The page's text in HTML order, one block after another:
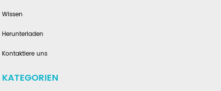
Wissen
Herunterladen
Kontaktiere uns
KATEGORIEN